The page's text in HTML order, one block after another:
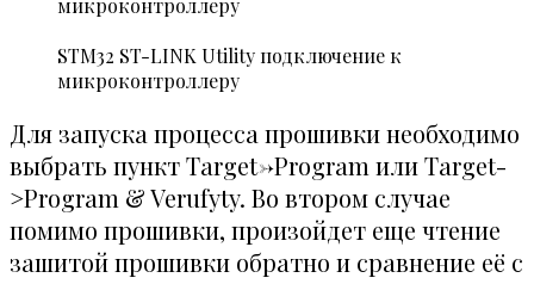
STM32 ST-LINK Utility подключение к
микроконтроллеру
Для запуска процесса прошивки необходимо
выбрать пункт Target->Program или Target-
>Program & Verufyty. Во втором случае
помимо прошивки, произойдет еще чтение
зашитой прошивки обратно и сравнение её с